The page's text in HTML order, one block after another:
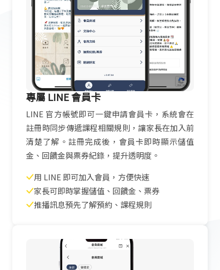
專屬 LINE 會員卡
LINE 官方帳號即可一鍵申請會員卡，系統會在
註冊時同步傳遞課程相關規則，讓家長在加入前
清楚了解。註冊完成後，會員卡即時顯示儲值
金、回饋金與票券紀錄，提升透明度。
用 LINE 即可加入會員，方便快速
家長可即時掌握儲值、回饋金、票券
推播訊息預先了解預約、課程規則